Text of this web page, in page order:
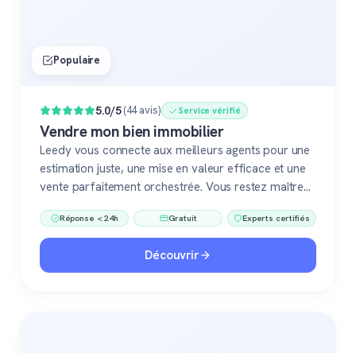
Populaire
5.0/5(44 avis) Service vérifié
Vendre mon bien immobilier
Leedy vous connecte aux meilleurs agents pour une
estimation juste, une mise en valeur efficace et une
vente parfaitement orchestrée. Vous restez maître
Réponse < 24h Gratuit Experts certifiés
Découvrir